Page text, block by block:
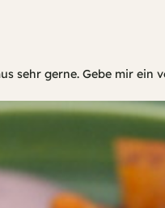
sehr gerne. Gebe mir ein